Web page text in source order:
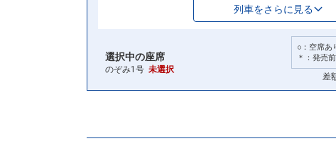
列車をさらに見る
○：空席あ
＊：発売
差
選択中の座席
のぞみ1号 未選択